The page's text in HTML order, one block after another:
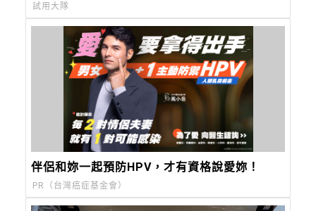
試用大隊
伴侶和妳一起預防HPV，才有資格說愛妳！
PR（台灣癌症基金會）